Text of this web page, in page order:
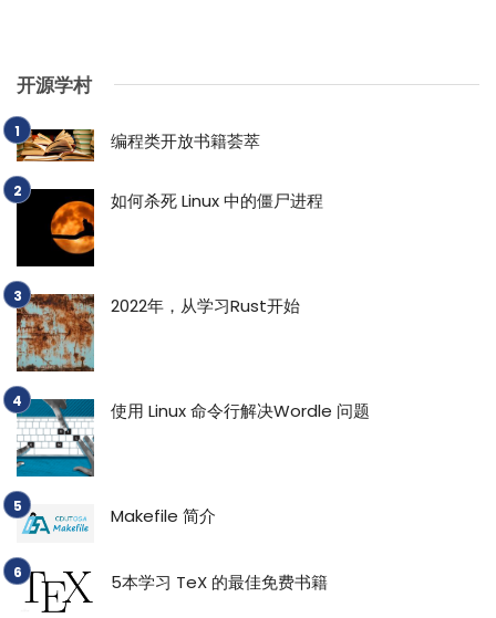
开源学村
编程类开放书籍荟萃
如何杀死 Linux 中的僵尸进程
2022年，从学习Rust开始
使用 Linux 命令行解决Wordle 问题
Makefile 简介
5本学习 TeX 的最佳免费书籍